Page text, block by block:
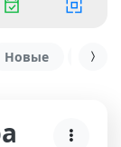
Новые С